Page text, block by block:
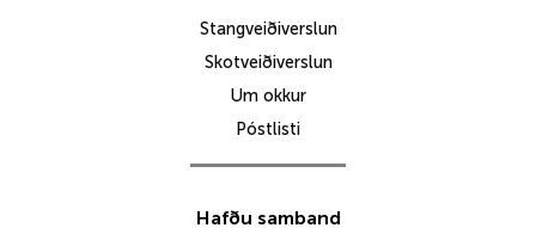
Stangveiðiverslun
Skotveiðiverslun
Um okkur
Póstlisti
Hafðu samband